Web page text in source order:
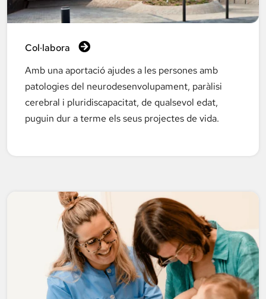
Col·labora
Amb una aportació ajudes a les persones amb
patologies del neurodesenvolupament, paràlisi
cerebral i pluridiscapacitat, de qualsevol edat,
puguin dur a terme els seus projectes de vida.